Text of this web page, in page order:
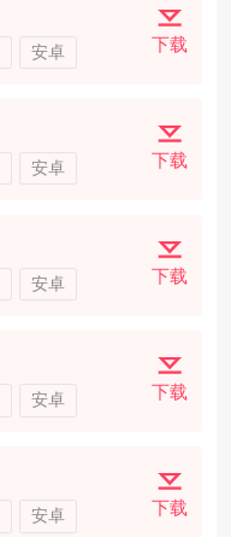
安卓 下载
安卓 下载
安卓 下载
安卓 下载
安卓 下载